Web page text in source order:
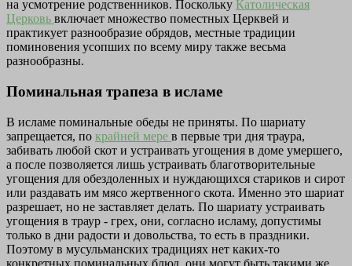
на усмотрение родственников. Поскольку Католическая
Церковь включает множество поместных Церквей и
практикует разнообразие обрядов, местные традиции
поминовения усопших по всему миру также весьма
разнообразны.
Поминальная трапеза в исламе
В исламе поминальные обеды не приняты. По шариату
запрещается, по крайней мере в первые три дня траура,
забивать любой скот и устраивать угощения в доме умершего,
а после позволяется лишь устраивать благотворительные
угощения для обездоленных и нуждающихся стариков и сирот
или раздавать им мясо жертвенного скота. Именно это шариат
разрешает, но не заставляет делать. По шариату устраивать
угощения в траур - грех, они, согласно исламу, допустимы
только в дни радости и довольства, то есть в праздники.
Поэтому в мусульманских традициях нет каких-то
конкретных поминальных блюд, они могут быть такими же,